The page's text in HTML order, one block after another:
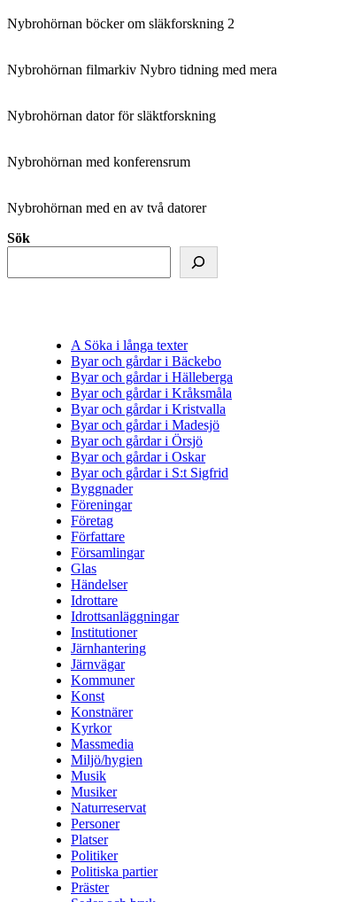
Nybrohörnan böcker om släkforskning 2
Nybrohörnan filmarkiv Nybro tidning med mera
Nybrohörnan dator för släktforskning
Nybrohörnan med konferensrum
Nybrohörnan med en av två datorer
Sök
A Söka i långa texter
Byar och gårdar i Bäckebo
Byar och gårdar i Hälleberga
Byar och gårdar i Kråksmåla
Byar och gårdar i Kristvalla
Byar och gårdar i Madesjö
Byar och gårdar i Örsjö
Byar och gårdar i Oskar
Byar och gårdar i S:t Sigfrid
Byggnader
Föreningar
Företag
Författare
Församlingar
Glas
Händelser
Idrottare
Idrottsanläggningar
Institutioner
Järnhantering
Järnvägar
Kommuner
Konst
Konstnärer
Kyrkor
Massmedia
Miljö/hygien
Musik
Musiker
Naturreservat
Personer
Platser
Politiker
Politiska partier
Präster